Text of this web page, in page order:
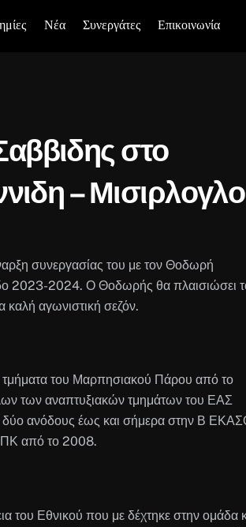
Νέα Συνεργάτες Επικοινωνία
στο
–
συνεργασίας του με τον Θοδωρή
2023-2024. Ο Θοδωρής θα πλαισιώσει
καλή αγωνιστική σεζόν.
τμήματα του Μαρπησιακού Πάρου από το
των αναπτυξιακών τμημάτων του ΕΑΣ
δύο ανόδους έως και σήμερα στην Β
από το 2008.
του Εθνικού που με δέχτηκε στην ομάδα